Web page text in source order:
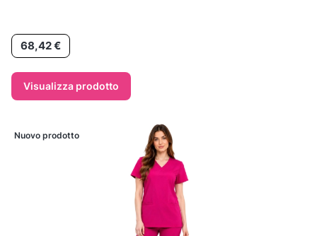
Prezzo
68,42 €
Visualizza prodotto
Nuovo prodotto